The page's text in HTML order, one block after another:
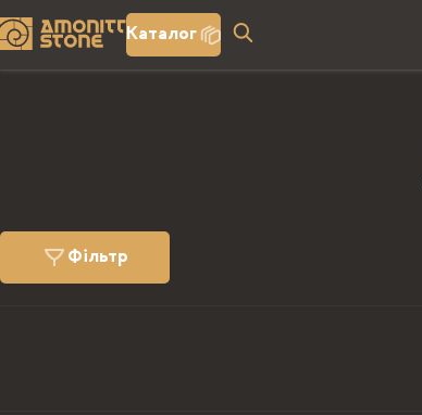
Каталог
Фільтр